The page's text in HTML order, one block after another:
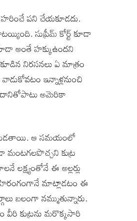
పని చేయకూడదు.
సుప్రీమ్ కోర్ట్ కూడా
అంతే హక్కుఉందని
నిరసనలు ఏ మాత్రం
ఇన్నాళ్లనుంచి
దానితోపాటు అమెరికా
పెడతాయి. ఆ సమయంలో
మంటగలపొచ్చని కుట్ర
లక్ష్యంతోనే ఈ అల్లర్లు
మాట్లాడటం ఈ
బలంగా నమ్ముతున్నారు.
వీరి కుట్రను మరొక్కసారి